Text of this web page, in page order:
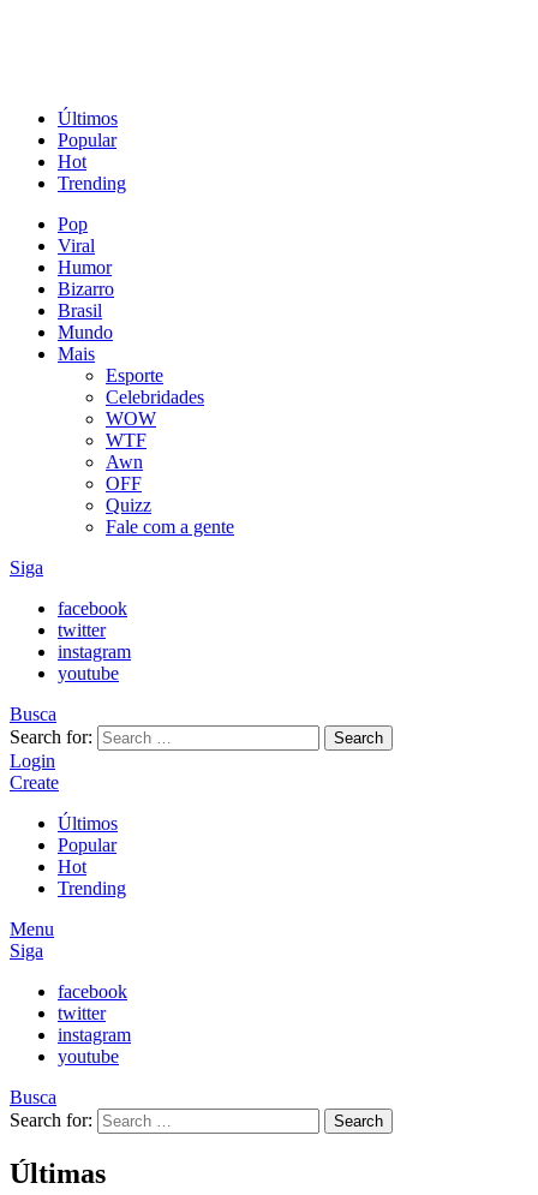
Últimos
Popular
Hot
Trending
Pop
Viral
Humor
Bizarro
Brasil
Mundo
Mais
Esporte
Celebridades
WOW
WTF
Awn
OFF
Quizz
Fale com a gente
Siga
facebook
twitter
instagram
youtube
Busca
Search for:
Search
Login
Create
Últimos
Popular
Hot
Trending
Menu
Siga
facebook
twitter
instagram
youtube
Busca
Search for:
Search
Últimas